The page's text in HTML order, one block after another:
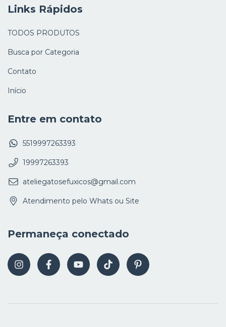
Links Rápidos
TODOS PRODUTOS
Busca por Categoria
Contato
Início
Entre em contato
5519997263393
19997263393
ateliegatosefuxicos@gmail.com
Atendimento pelo Whats ou Site
Permaneça conectado